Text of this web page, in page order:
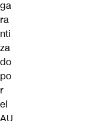
ga
ra
nti
za
do
po
r
el